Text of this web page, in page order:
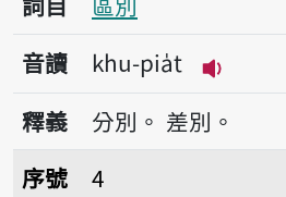
音讀
khu-pia̍t
播放
釋義 分別。 差別。
序號4管區的
序號
4